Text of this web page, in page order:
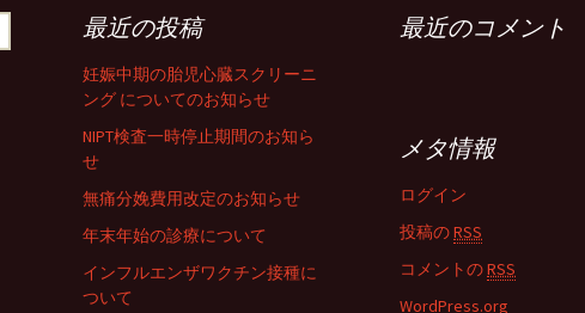
最近の投稿
妊娠中期の胎児心臓スクリーニ
ング についてのお知らせ
NIPT検査一時停止期間のお知ら
せ
無痛分娩費用改定のお知らせ
年末年始の診療について
インフルエンザワクチン接種に
ついて
最近のコメント
メタ情報
ログイン
投稿のRSS
コメントのRSS
WordPress.org